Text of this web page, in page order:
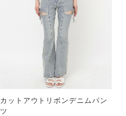
カットアウトリボンデニムパン
ツ